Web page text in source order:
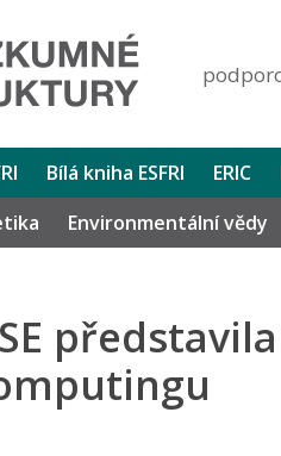
Bílá kniha ESFRI ERIC
Environmentální vědy